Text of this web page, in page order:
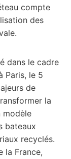
compte
des
dans le cadre
Paris, le 5
de
la
modèle
bateaux
recyclés.
la France,